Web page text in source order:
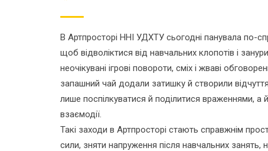
В Артпросторі ННІ УДХТУ сьогодні панувала по-
щоб відволіктися від навчальних клопотів і
неочікувані ігрові повороти, сміх і жваві
запашний чай додали затишку й створили
лише поспілкуватися й поділитися враженнями, а
взаємодії.
Такі заходи в Артпросторі стають справжнім
сили, зняти напруження після навчальних